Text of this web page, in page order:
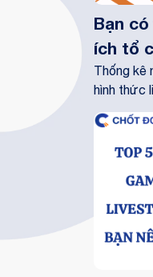
Bạn
ích tổ
Thống kê
hình thức
Internet
nền tảng
một hình
doanh
thu hút
chơi mini
và đây